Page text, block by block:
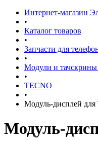
Интернет-магазин
•
Каталог товаров
•
Запчасти для
•
Модули и
•
TECNO
•
Модуль-дисплей
Модуль-